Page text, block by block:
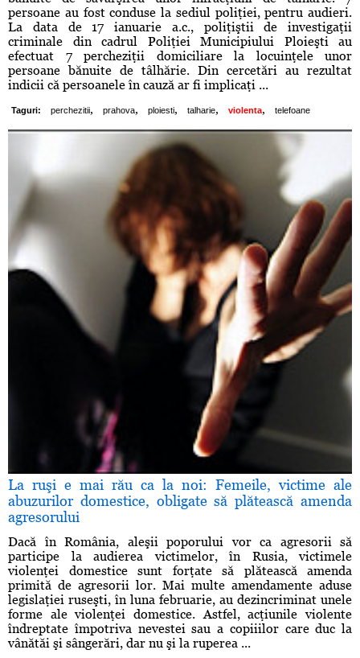
persoane au fost conduse la sediul poliţiei, pentru audieri.
La data de 17 ianuarie a.c., poliţiştii de investigaţii
criminale din cadrul Poliţiei Municipiului Ploieşti au
efectuat 7 percheziţii domiciliare la locuinţele unor
persoane bănuite de tâlhărie. Din cercetări au rezultat
indicii că persoanele în cauză ar fi implicaţi ...
Taguri: perchezitii, prahova, ploiesti, talharie, violenta, telefoane
La ruşi e mai rău ca la noi: Femeile, victime ale
abuzurilor domestice, obligate să plătească amenda
agresorului
Dacă în România, aleşii poporului vor ca agresorii să
participe la audierea victimelor, în Rusia, victimele
violenţei domestice sunt forţate să plătească amenda
primită de agresorii lor. Mai multe amendamente aduse
legislaţiei ruseşti, în luna februarie, au dezincriminat unele
forme ale violenţei domestice. Astfel, acţiunile violente
îndreptate împotriva nevestei sau a copiiilor care duc la
vânătăi şi sângerări, dar nu şi la ruperea ...